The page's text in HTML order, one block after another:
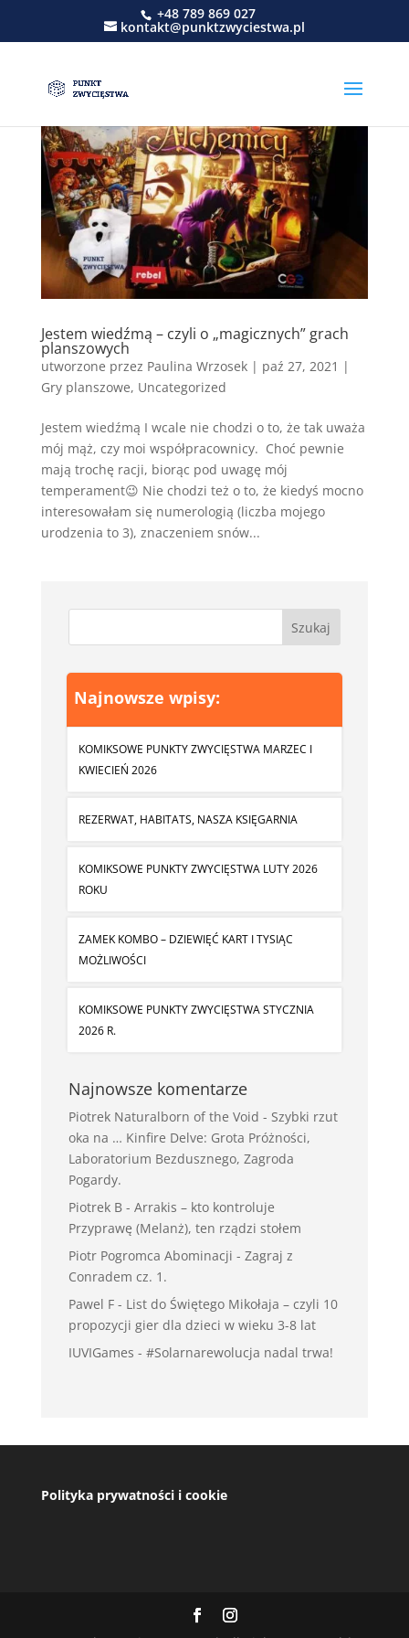
+48 789 869 027
kontakt@punktzwyciestwa.pl
Jestem wiedźmą – czyli o „magicznych” grach
planszowych
utworzone przez Paulina Wrzosek| paź 27, 2021 |
Gry planszowe, Uncategorized
Jestem wiedźmą I wcale nie chodzi o to, że tak uważa
mój mąż, czy moi współpracownicy. Choć pewnie
mają trochę racji, biorąc pod uwagę mój
temperament😉 Nie chodzi też o to, że kiedyś mocno
interesowałam się numerologią (liczba mojego
urodzenia to 3), znaczeniem snów...
Najnowsze wpisy:
KOMIKSOWE PUNKTY ZWYCIĘSTWA MARZEC I
KWIECIEŃ 2026
REZERWAT, HABITATS, NASZA KSIĘGARNIA
KOMIKSOWE PUNKTY ZWYCIĘSTWA LUTY 2026
ROKU
ZAMEK KOMBO – DZIEWIĘĆ KART I TYSIĄC
MOŻLIWOŚCI
KOMIKSOWE PUNKTY ZWYCIĘSTWA STYCZNIA
2026 R.
Najnowsze komentarze
Piotrek Naturalborn of the Void - Szybki rzut
oka na … Kinfire Delve: Grota Próżności,
Laboratorium Bezdusznego, Zagroda
Pogardy.
Piotrek B- Arrakis – kto kontroluje
Przyprawę (Melanż), ten rządzi stołem
Piotr Pogromca Abominacji - Zagraj z
Conradem cz. 1.
Pawel F- List do Świętego Mikołaja – czyli 10
propozycji gier dla dzieci w wieku 3-8 lat
IUVIGames - #Solarnarewolucja nadal trwa!
Polityka prywatności i cookie